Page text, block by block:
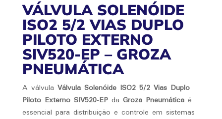
VÁLVULA SOLENÓIDE
ISO2 5/2 VIAS DUPLO
PILOTO EXTERNO
SIV520-EP – GROZA
PNEUMÁTICA
A válvula Válvula Solenóide ISO2 5/2 Vias Duplo
Piloto Externo SIV520-EPda Groza Pneumáticaé
essencial para distribuição e controle em sistemas